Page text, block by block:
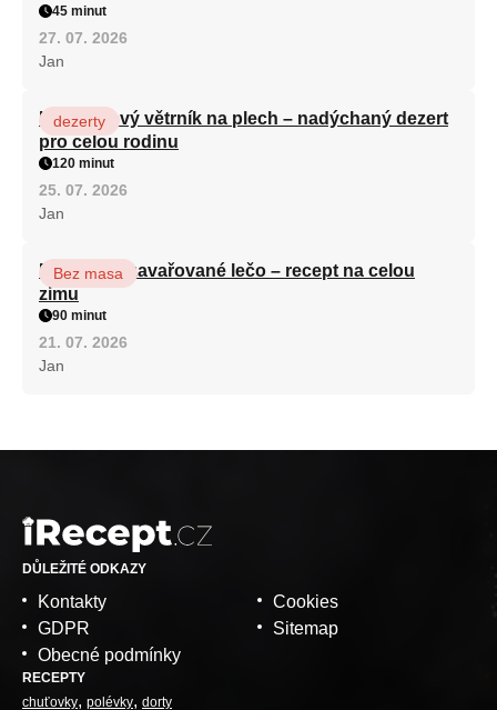
45 minut
27. 07. 2026
Jan
Karamelový větrník na plech – nadýchaný dezert
pro celou rodinu
dezerty
120 minut
25. 07. 2026
Jan
Babiččino zavařované lečo – recept na celou
zimu
Bez masa
90 minut
21. 07. 2026
Jan
DŮLEŽITÉ ODKAZY
Kontakty
GDPR
Obecné podmínky
Cookies
Sitemap
RECEPTY
chuťovky polévky dorty